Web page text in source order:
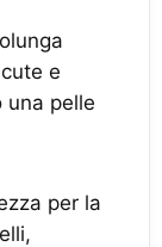
e
una pelle
per la